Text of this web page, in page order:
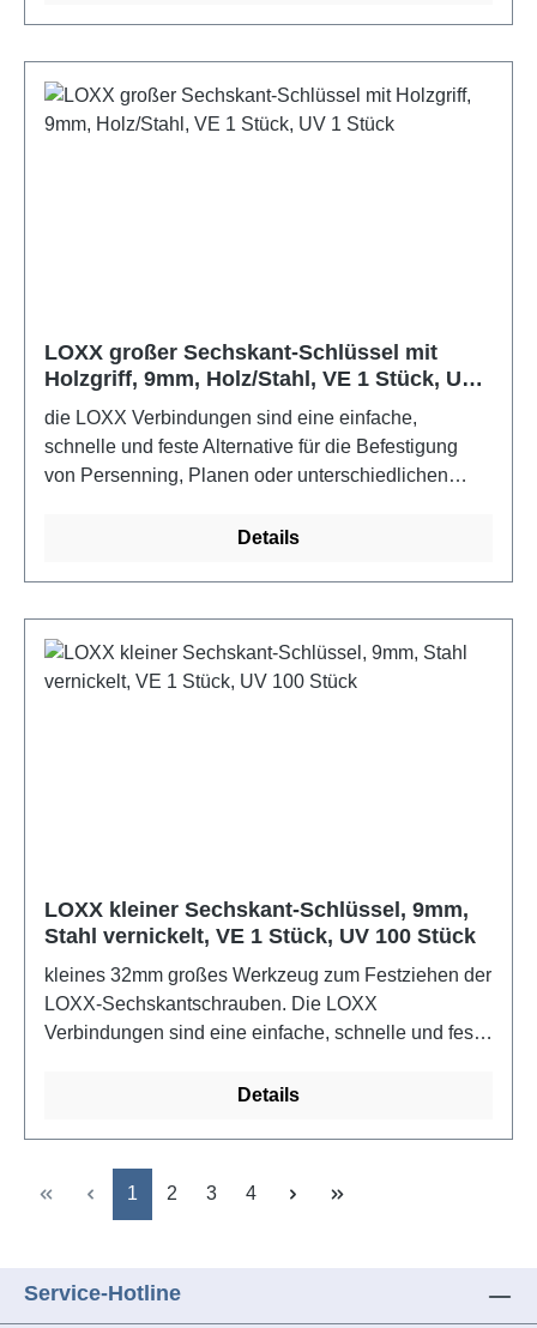
LOXX großer Sechskant-Schlüssel mit
Holzgriff, 9mm, Holz/Stahl, VE 1 Stück, UV
1 Stück
die LOXX Verbindungen sind eine einfache,
schnelle und feste Alternative für die Befestigung
von Persenning, Planen oder unterschiedlichen
Edelstahlausführungen verwendet werden.Farbe:
Details
LOXX kleiner Sechskant-Schlüssel, 9mm,
Stahl vernickelt, VE 1 Stück, UV 100 Stück
kleines 32mm großes Werkzeug zum Festziehen der
LOXX-Sechskantschrauben. Die LOXX
Verbindungen sind eine einfache, schnelle und feste
Planen oder unterschiedlichen Stoffen. Für den
Details
Seite
1 Seite
2 Seite
3 Seite
4
Service-Hotline